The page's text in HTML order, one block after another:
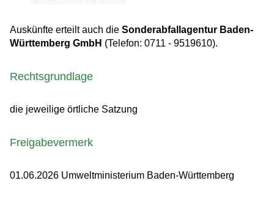
Auskünfte erteilt auch die Sonderabfallagentur Baden-
Württemberg GmbH (Telefon: 0711 - 9519610).
Rechtsgrundlage
die jeweilige örtliche Satzung
Freigabevermerk
01.06.2026 Umweltministerium Baden-Württemberg